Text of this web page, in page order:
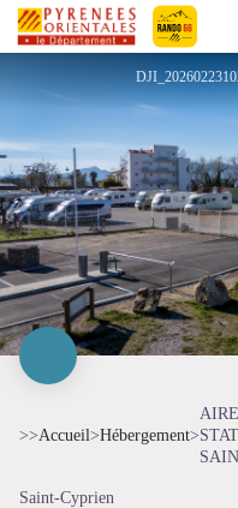
Pyrénées-
>>Accueil>Hébergement>
Saint-Cyprien